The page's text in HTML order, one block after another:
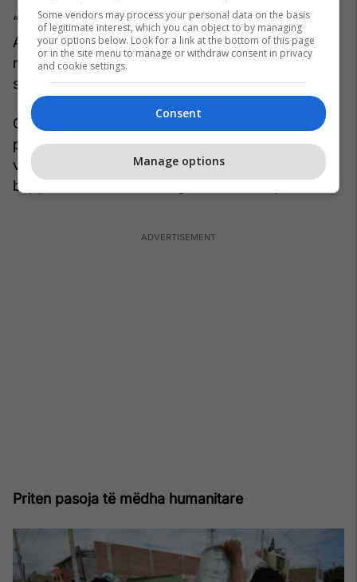
“Edhe pse kjo tingëllon si një lajm i mirë, për
Amerikën Qendrore do të thotë shumë më pak
reshje dhe mundësi më të mëdha për thatësira”,
shpjegoi profesorja Stephens.
Gjithashtu, rritet rreziku për thatësira dhe zjarre
pyjore në pjesë të Australisë, Indonezisë dhe
veriut të Amerikës së Jugut, duke kërcënuar
bujqësinë dhe furnizimin global me ushqim.
Priten pasoja të mëdha humanitare
Some vendors may process your personal data on the basis
of legitimate interest, which you can object to by managing
your options below. Look for a link at the bottom of this page
or in the site menu to manage or withdraw consent in privacy
and cookie settings.
Consent
Manage options